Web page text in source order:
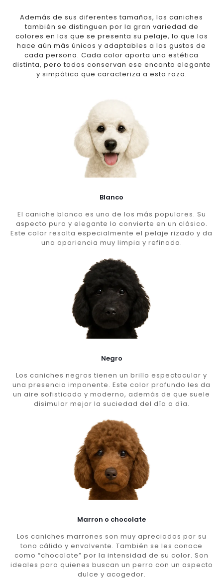
Además de sus diferentes tamaños, los caniches
también se distinguen por la gran variedad de
colores en los que se presenta su pelaje, lo que los
hace aún más únicos y adaptables a los gustos de
cada persona. Cada color aporta una estética
distinta, pero todos conservan ese encanto elegante
y simpático que caracteriza a esta raza.
Blanco
El caniche blanco es uno de los más populares. Su
aspecto puro y elegante lo convierte en un clásico.
Este color resalta especialmente el pelaje rizado y da
una apariencia muy limpia y refinada.
Negro
Los caniches negros tienen un brillo espectacular y
una presencia imponente. Este color profundo les da
un aire sofisticado y moderno, además de que suele
disimular mejor la suciedad del día a día.
Marron o chocolate
Los caniches marrones son muy apreciados por su
tono cálido y envolvente. También se les conoce
como “chocolate” por la intensidad de su color. Son
ideales para quienes buscan un perro con un aspecto
dulce y acogedor.